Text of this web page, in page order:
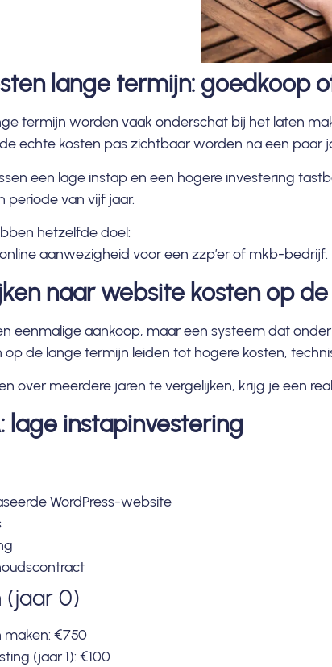
lange termijn: goedkoop
termijn worden vaak onderschat bij het laten
echte kosten pas zichtbaar worden na een paar
een lage instap en een hogere investering
periode van vijf jaar.
hetzelfde doel:
aanwezigheid voor een zzp’er of mkb-bedrijf.
naar website kosten op
eenmalige aankoop, maar een systeem dat
op de lange termijn leiden tot hogere kosten,
over meerdere jaren te vergelijken, krijg je een
lage instapinvestering
WordPress-website
(jaar 0)
maken: €750
(jaar 1): €100